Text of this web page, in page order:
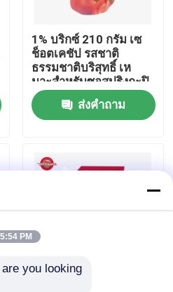
1% บริกซ์ 210 กรัม เซ
ช็อตเคชัป รสชาติ
ธรรมชาติบริสุทธิ์ เห
มาะสําหรับซอสปริงกะปิ
ส่งคำถาม
5:54 PM
you looking